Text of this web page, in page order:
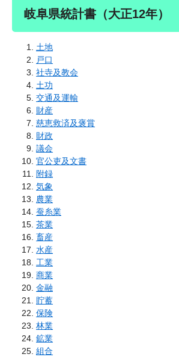
岐阜県統計書（大正12年）
土地
戸口
社寺及教会
土功
交通及運輸
財産
慈恵救済及褒賞
財政
議会
官公吏及文書
附録
気象
農業
蚕糸業
茶業
畜産
水産
工業
商業
金融
貯蓄
保険
林業
鉱業
組合